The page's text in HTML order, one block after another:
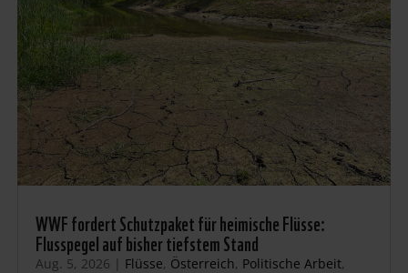
WWF fordert Schutzpaket für heimische Flüsse:
Flusspegel auf bisher tiefstem Stand
Aug. 5, 2026 | Flüsse, Österreich, Politische Arbeit,